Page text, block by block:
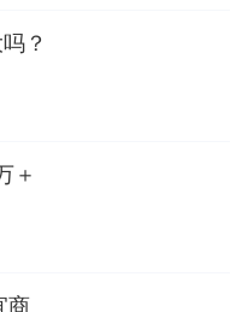
？
＋
商